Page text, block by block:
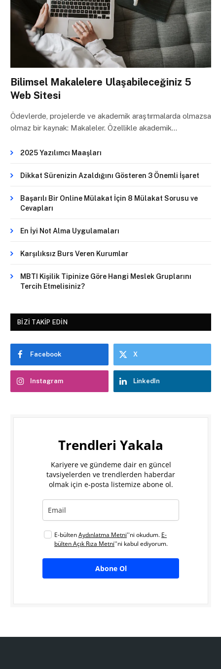
Bilimsel Makalelere Ulaşabileceğiniz 5
Web Sitesi
Ödevlerde, projelerde ve akademik araştırmalarda olmazsa
olmaz bir kaynak: Makaleler. Özellikle akademik…
2025 Yazılımcı Maaşları
Dikkat Sürenizin Azaldığını Gösteren 3 Önemli İşaret
Başarılı Bir Online Mülakat İçin 8 Mülakat Sorusu ve
Cevapları
En İyi Not Alma Uygulamaları
Karşılıksız Burs Veren Kurumlar
MBTI Kişilik Tipinize Göre Hangi Meslek Gruplarını
Tercih Etmelisiniz?
BIZI TAKIP EDIN
Facebook X
Instagram LinkedIn
Trendleri Yakala
Kariyere ve gündeme dair en güncel
tavsiyelerden ve trendlerden haberdar
olmak için e-posta listemize abone ol.
E-bültenAydınlatma Metni''ni okudum. E-
bülten Açık Rıza Metni''ni kabul ediyorum.
Abone Ol